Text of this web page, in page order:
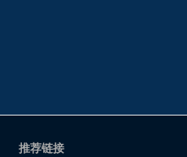
推荐链接